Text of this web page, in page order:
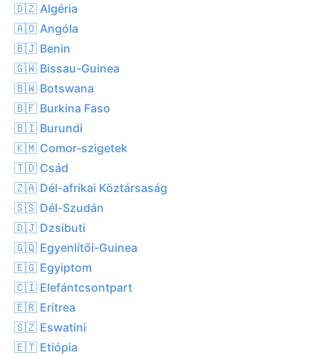
🇩🇿 Algéria
🇦🇴 Angóla
🇧🇯 Benin
🇬🇼 Bissau-Guinea
🇧🇼 Botswana
🇧🇫 Burkina Faso
🇧🇮 Burundi
🇰🇲 Comor-szigetek
🇹🇩 Csád
🇿🇦 Dél-afrikai Köztársaság
🇸🇸 Dél-Szudán
🇩🇯 Dzsibuti
🇬🇶 Egyenlítői-Guinea
🇪🇬 Egyiptom
🇨🇮 Elefántcsontpart
🇪🇷 Eritrea
🇸🇿 Eswatini
🇪🇹 Etiópia